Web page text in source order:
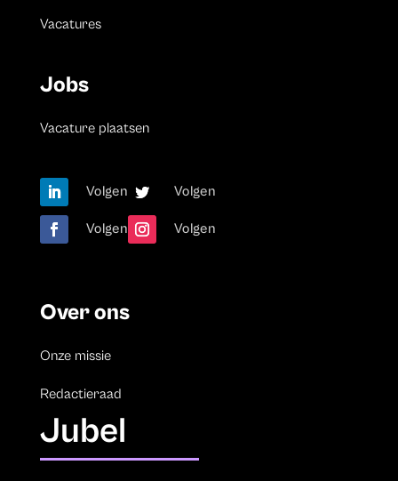
Vacatures
Jobs
Vacature plaatsen
Volgen Volgen
Volgen Volgen
Over ons
Onze missie
Redactieraad
Jubel